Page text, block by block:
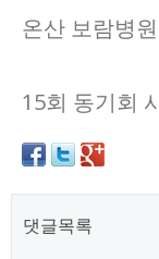
온산 보람병
15회 동기회
댓글목록